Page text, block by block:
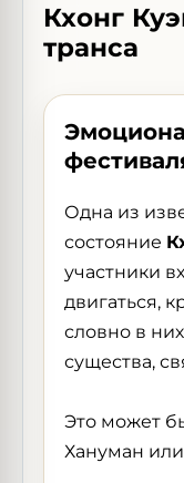
Кхонг
транса
Одна из
состояние
участники
двигаться,
словно в
существа,
Это может
Хануман